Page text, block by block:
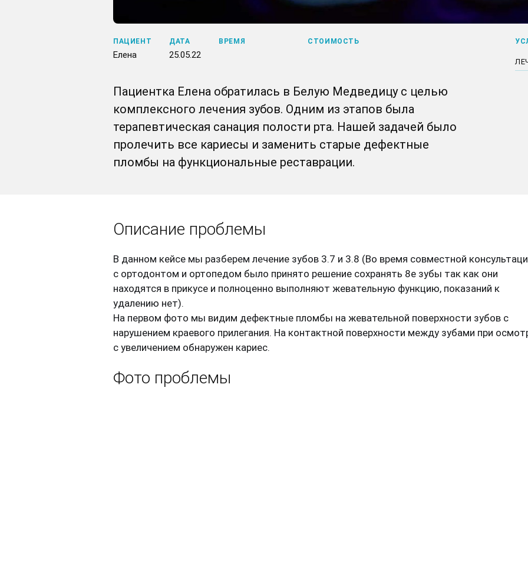
ПАЦИЕНТ
Елена
ДАТА
25.05.22
ВРЕМЯ СТОИМОСТЬ
Пациентка Елена обратилась в Белую Медведицу с целью
комплексного лечения зубов. Одним из этапов была
терапевтическая санация полости рта. Нашей задачей было
пролечить все кариесы и заменить старые дефектные
пломбы на функциональные реставрации.
Описание проблемы
В данном кейсе мы разберем лечение зубов 3.7 и 3.8 (Во время совместной
с ортодонтом и ортопедом было принято решение сохранять 8е зубы так как они
находятся в прикусе и полноценно выполняют жевательную функцию, показаний к
удалению нет).
На первом фото мы видим дефектные пломбы на жевательной поверхности зубов с
нарушением краевого прилегания. На контактной поверхности между зубами при
с увеличением обнаружен кариес.
Фото проблемы